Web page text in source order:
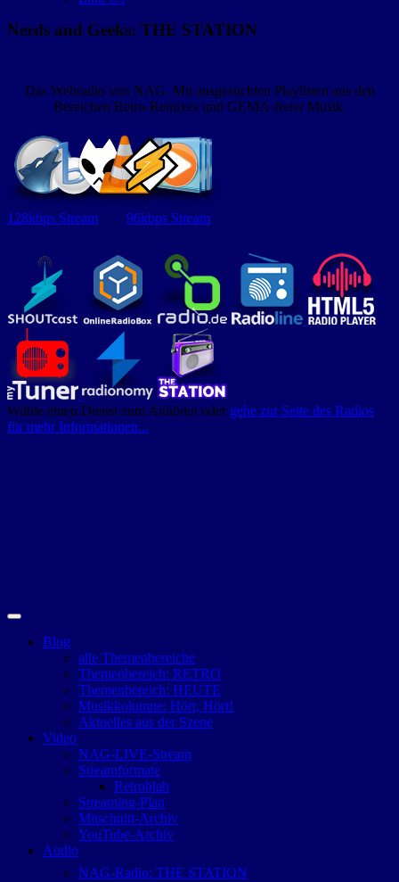
Nerds and Geeks: THE STATION
Das Webradio von NAG. Mit ausgesuchten Playlisten aus den
Bereichen Retro-Remixes und GEMA-freier Musik.
128kbps Stream 96kbps Stream
Wähle einen Dienst zum Anhören oder gehe zur Seite des Radios
für mehr Informationen...
Blog
alle Themenbereiche
Themenbereich: RETRO
Themenbereich: HEUTE
Musikkolumne: Hört, Hört!
Aktuelles aus der Szene
Video
NAG-LIVE-Stream
Streamformate
Retroblah
Streaming-Plan
Mitschnitt-Archiv
YouTube-Archiv
Audio
NAG-Radio: THE STATION